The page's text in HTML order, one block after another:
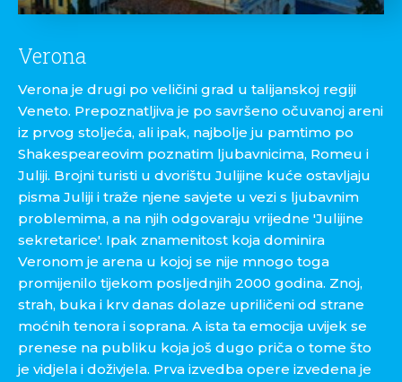
Verona
Verona je drugi po veličini grad u talijanskoj regiji
Veneto. Prepoznatljiva je po savršeno očuvanoj areni
iz prvog stoljeća, ali ipak, najbolje ju pamtimo po
Shakespeareovim poznatim ljubavnicima, Romeu i
Juliji. Brojni turisti u dvorištu Julijine kuće ostavljaju
pisma Juliji i traže njene savjete u vezi s ljubavnim
problemima, a na njih odgovaraju vrijedne 'Julijine
sekretarice'. Ipak znamenitost koja dominira
Veronom je arena u kojoj se nije mnogo toga
promijenilo tijekom posljednjih 2000 godina. Znoj,
strah, buka i krv danas dolaze upriličeni od strane
moćnih tenora i soprana. A ista ta emocija uvijek se
prenese na publiku koja još dugo priča o tome što
je vidjela i doživjela. Prva izvedba opere izvedena je